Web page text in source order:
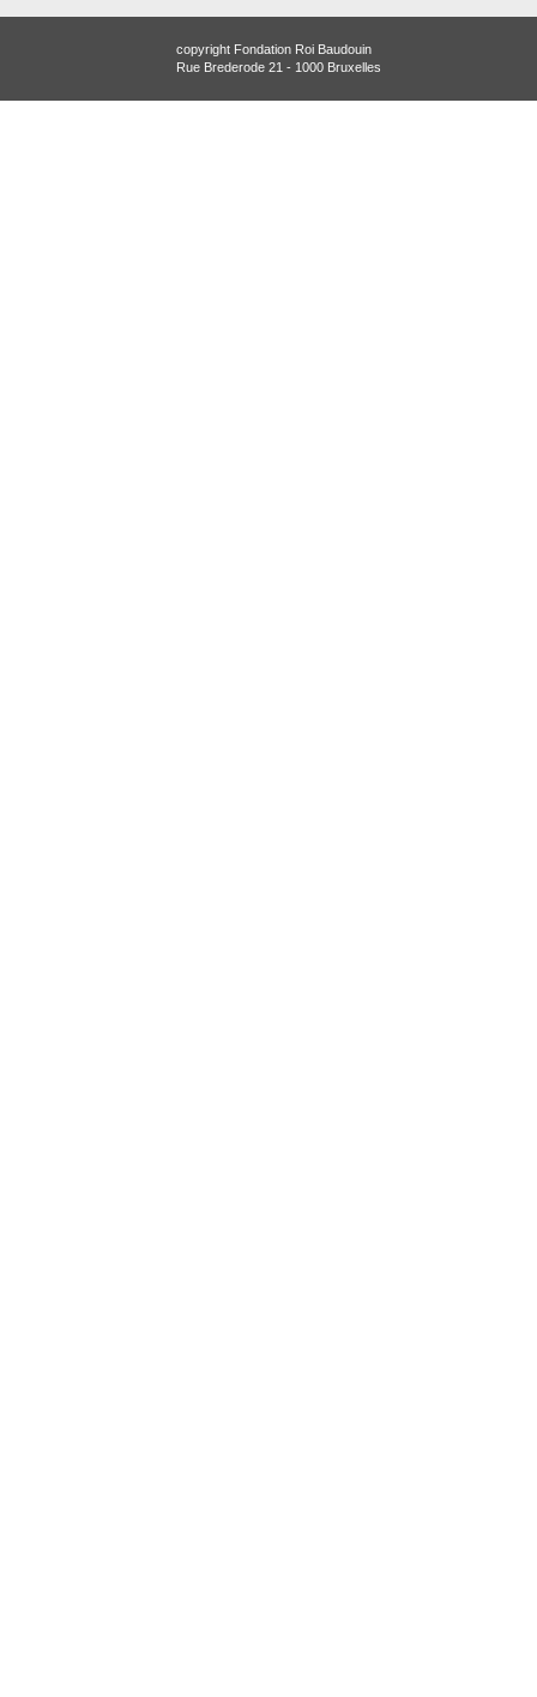
copyright Fondation Roi Baudouin
Rue Brederode 21 - 1000 Bruxelles